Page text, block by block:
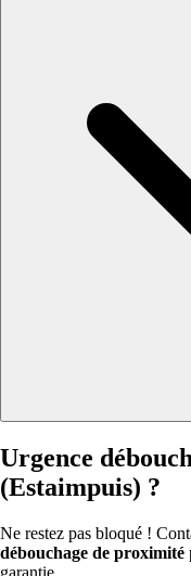
Urgence
(Estaimpuis) ?
Ne restez pas bloqué !
débouchage de proximité